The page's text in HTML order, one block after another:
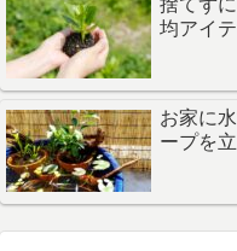
捨てず
均アイ
お家に
ープを